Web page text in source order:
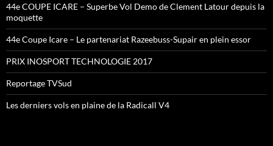
44e COUPE ICARE – Superbe Vol Demo de Clement Latour depuis la
moquette
44e Coupe Icare – Le partenariat Razeebuss-Supair en plein essor
PRIX INOSPORT TECHNOLOGIE 2017
Reportage TVSud
Les derniers vols en plaine de la Radicall V4